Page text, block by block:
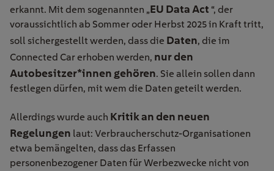
erkannt. Mit dem sogenannten „EU Data Act “, der
voraussichtlich ab Sommer oder Herbst 2025 in Kraft tritt,
soll sichergestellt werden, dass die Daten, die im
Connected Car erhoben werden, nur den
Autobesitzer*innen gehören. Sie allein sollen dann
festlegen dürfen, mit wem die Daten geteilt werden.
Allerdings wurde auch Kritik an den neuen
Regelungen laut: Verbraucherschutz-Organisationen
etwa bemängelten, dass das Erfassen
personenbezogener Daten für Werbezwecke nicht von